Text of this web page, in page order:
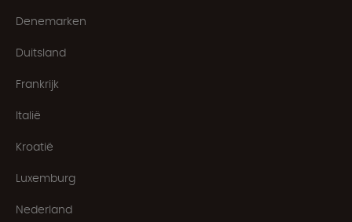
Denemarken
Duitsland
Frankrijk
Italië
Kroatië
Luxemburg
Nederland